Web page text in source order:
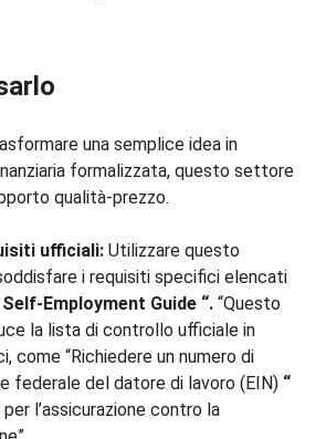
una semplice idea in
formalizzata, questo settore
qualità-prezzo.
ufficiali: Utilizzare questo
i requisiti specifici elencati
Self-Employment Guide “. “Questo
la lista di controllo ufficiale in
come “Richiedere un numero di
federale del datore di lavoro (EIN) “
l’assicurazione contro la